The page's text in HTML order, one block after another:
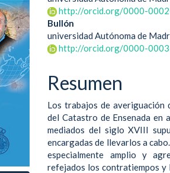
principal
del
artículo
http://orcid.org/0000-
Bullón
universidad Autónoma de
http://orcid.org/0000-
Resumen
Los trabajos de averiguación
del Catastro de Ensenada en
mediados del siglo XVIII
encargadas de llevarlos a
especialmente amplio y
refejados los contratiempos y